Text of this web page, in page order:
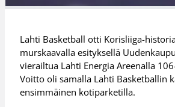
Lahti Basketball otti Korisliiga-
murskaavalla esityksellä
vierailtua Lahti Energia Areenalla
Voitto oli samalla Lahti Basketballin
ensimmäinen kotiparketilla.